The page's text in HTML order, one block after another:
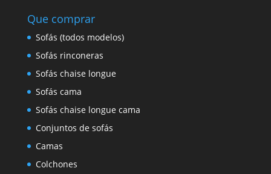
Que comprar
Sofás (todos modelos)
Sofás rinconeras
Sofás chaise longue
Sofás cama
Sofás chaise longue cama
Conjuntos de sofás
Camas
Colchones